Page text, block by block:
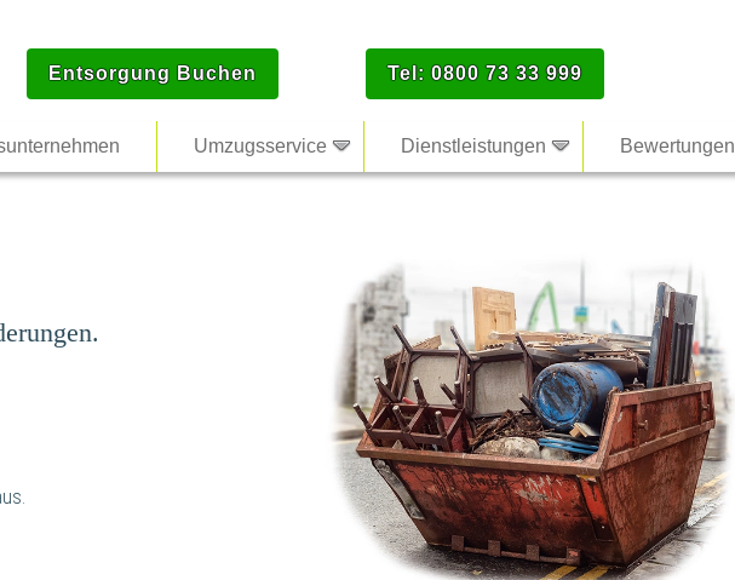
Entsorgung Buchen Tel: 0800 73 33 999
Umzugsservice Dienstleistungen Bewertungen